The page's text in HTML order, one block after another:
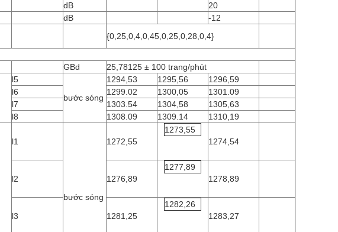
dB
20
dB
-12
{0,25,0,4,0,45,0,25,0,28,0,4}
GBd 25,78125 ± 100 trang/phút
l5
bước sóng
1294,53 1295,56
1296,59
l6
1299.02 1300,05
1301.09
l7
1303.54 1304,58
1305,63
l8
1308.09 1309.14 1310,19
l1
bước sóng
1272,55
1273,55
1274,54
l2 1276,89
1277,89
1278,89
l3 1281,25
1282,26
1283,27